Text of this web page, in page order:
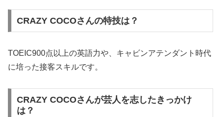
CRAZY COCOさんの特技は？
TOEIC900点以上の英語力や、キャビンアテンダント時代
に培った接客スキルです。
CRAZY COCOさんが芸人を志したきっかけ
は？